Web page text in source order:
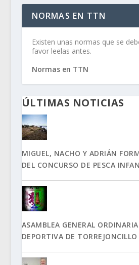
NORMAS EN TTN
Existen unas normas que se
favor leelas antes.
Normas en TTN
ÚLTIMAS NOTICIAS
MIGUEL, NACHO Y ADRIÁN
DEL CONCURSO DE PESCA
ASAMBLEA GENERAL
DEPORTIVA DE TORREJONCILLO